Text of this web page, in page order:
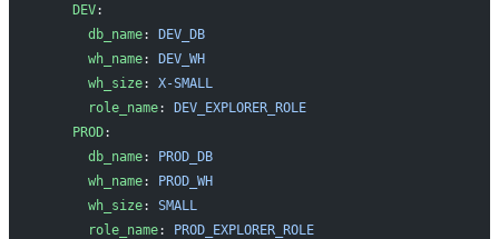
    DEV
:
      db_name
: DEV_DB
      wh_name
: DEV_WH
      wh_size
: X-SMALL
      role_name
: DEV_EXPLORER_ROLE
    PROD
:
      db_name
: PROD_DB
      wh_name
: PROD_WH
      wh_size
: SMALL
      role_name
: PROD_EXPLORER_ROLE